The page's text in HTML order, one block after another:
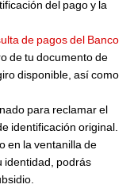
del pago y la
de pagos del Banco
de tu documento de
disponible, así como
para reclamar el
identificación original.
en la ventanilla de
identidad, podrás